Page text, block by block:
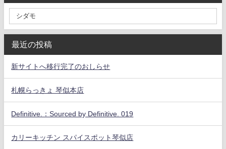
最近の投稿
新サイトへ移行完了のおしらせ
札幌らっきょ 琴似本店
Definitive.：Sourced by Definitive. 019
カリーキッチン スパイスポット琴似店